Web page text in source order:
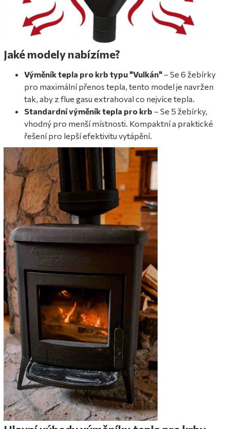
Jaké modely nabízíme?
Výměník tepla pro krb typu "Vulkán" – Se 6 žebírky
pro maximální přenos tepla, tento model je navržen
tak, aby z flue gasu extrahoval co nejvíce tepla.
Standardní výměník tepla pro krb – Se 5 žebírky,
vhodný pro menší místnosti. Kompaktní a praktické
řešení pro lepší efektivitu vytápění.